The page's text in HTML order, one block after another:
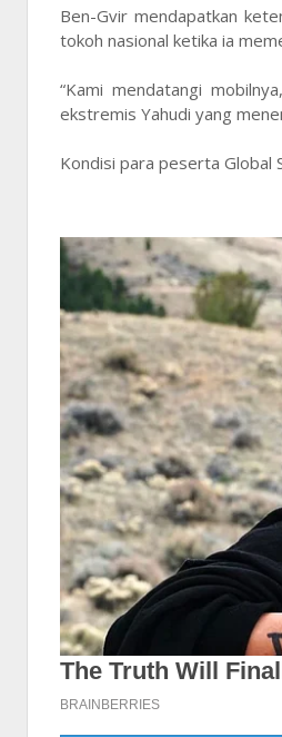
Ben-Gvir mendapatkan
tokoh nasional ketika ia
“Kami mendatangi
ekstremis Yahudi yang
Kondisi para peserta Global